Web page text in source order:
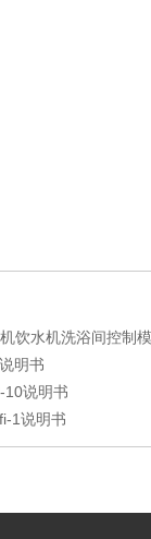
饮水机洗浴间控制
明书
10说明书
1说明书